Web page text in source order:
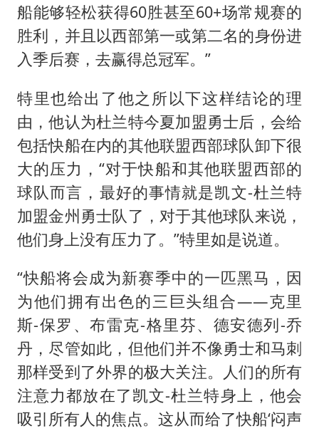
美股存储板块集体大跌
胡彦斌获《歌手2026》歌王
夯实基础开新局
船能够轻松获得60胜甚至60+场常规赛的
胜利，并且以西部第一或第二名的身份进
入季后赛，去赢得总冠军。”
特里也给出了他之所以下这样结论的理
由，他认为杜兰特今夏加盟勇士后，会给
包括快船在内的其他联盟西部球队卸下很
大的压力，“对于快船和其他联盟西部的
球队而言，最好的事情就是凯文-杜兰特
加盟金州勇士队了，对于其他球队来说，
他们身上没有压力了。”特里如是说道。
“快船将会成为新赛季中的一匹黑马，因
为他们拥有出色的三巨头组合——克里
斯-保罗、布雷克-格里芬、德安德列-乔
丹，尽管如此，但他们并不像勇士和马刺
那样受到了外界的极大关注。人们的所有
注意力都放在了凯文-杜兰特身上，他会
吸引所有人的焦点。这从而给了快船‘闷声